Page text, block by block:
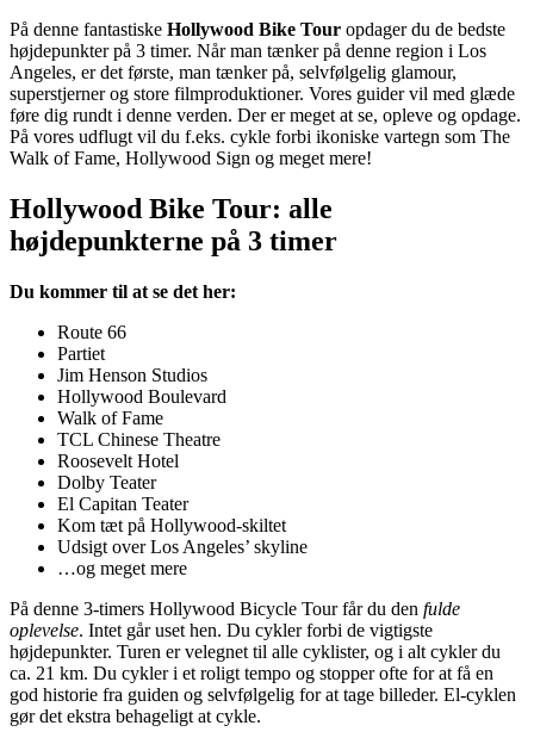
På denne fantastiske Hollywood Bike Tour opdager du de bedste
højdepunkter på 3 timer. Når man tænker på denne region i Los
Angeles, er det første, man tænker på, selvfølgelig glamour,
superstjerner og store filmproduktioner. Vores guider vil med glæde
føre dig rundt i denne verden. Der er meget at se, opleve og opdage.
På vores udflugt vil du f.eks. cykle forbi ikoniske vartegn som The
Walk of Fame, Hollywood Sign og meget mere!
Hollywood Bike Tour: alle
højdepunkterne på 3 timer
Du kommer til at se det her:
Route 66
Partiet
Jim Henson Studios
Hollywood Boulevard
Walk of Fame
TCL Chinese Theatre
Roosevelt Hotel
Dolby Teater
El Capitan Teater
Kom tæt på Hollywood-skiltet
Udsigt over Los Angeles’ skyline
…og meget mere
På denne 3-timers Hollywood Bicycle Tour får du den fulde
oplevelse. Intet går uset hen. Du cykler forbi de vigtigste
højdepunkter. Turen er velegnet til alle cyklister, og i alt cykler du
ca. 21 km. Du cykler i et roligt tempo og stopper ofte for at få en
god historie fra guiden og selvfølgelig for at tage billeder. El-cyklen
gør det ekstra behageligt at cykle.